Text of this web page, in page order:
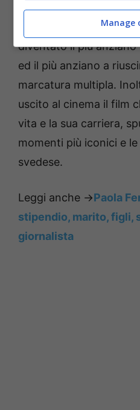
l’attaccante svedese
Il
diventato il più anziano
ed il più anziano a
marcatura multipla.
uscito al cinema il film
vita e la sua carriera,
momenti più iconici e
svedese.
Leggi anche ->Paola
stipendio, marito, figli,
giornalista
Manage